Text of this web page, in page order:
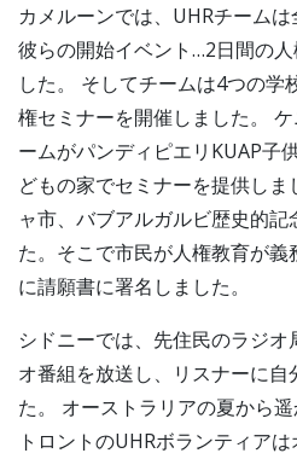
カメルーンでは、UHRチームは
彼らの開始イベント…2日間の
した。 そしてチームは4つの学
権セミナーを開催しました。
ームがパンディピエリKUAP子
どもの家でセミナーを提供し
ャ市、バブアルガルビ歴史的
た。そこで市民が人権教育が
に請願書に署名しました。
シドニーでは、先住民のラジ
オ番組を放送し、リスナーに
た。 オーストラリアの夏から遥
トロントのUHRボランティア